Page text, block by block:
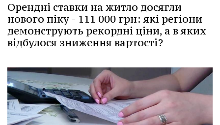
Орендні ставки на житло досягли
нового піку - 111 000 грн: які регіони
демонструють рекордні ціни, а в яких
відбулося зниження вартості?